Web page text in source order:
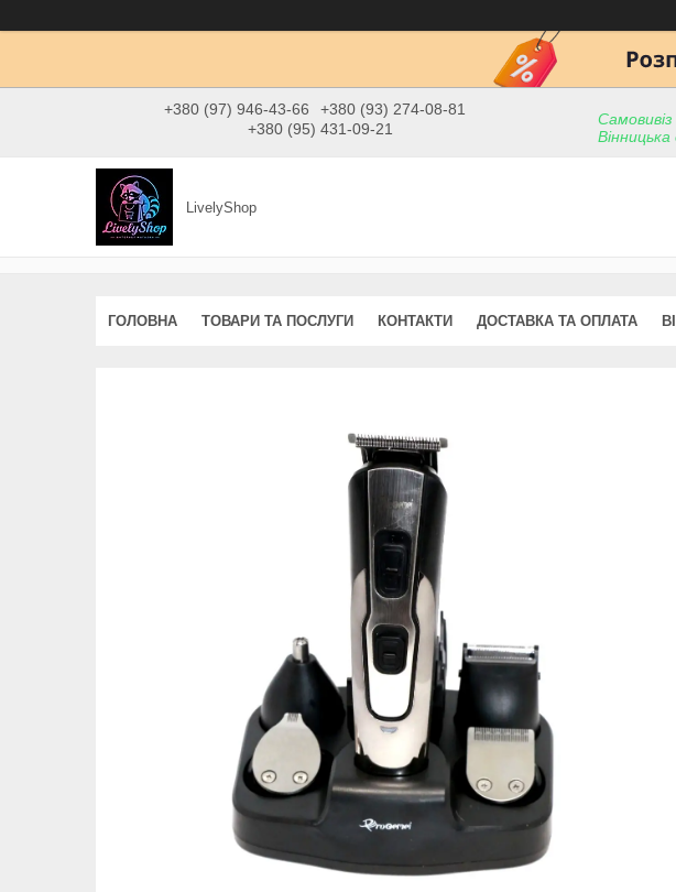
+380 (97) 946-43-66
+380 (93) 274-08-81
+380 (95) 431-09-21
LivelyShop
ГОЛОВНА ТОВАРИ ТА ПОСЛУГИ КОНТАКТИ ДОСТАВКА ТА ОПЛАТА